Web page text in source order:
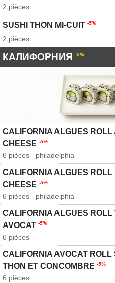
2 pièces
SUSHI THON MI-CUIT -5%
2 pièces
КАЛИФОРНИЯ -5%
CALIFORNIA ALGUES ROLL
CHEESE -5%
6 pièces - philadelphia
CALIFORNIA ALGUES ROLL
CHEESE -5%
6 pièces - philadelphia
CALIFORNIA ALGUES ROLL
AVOCAT -5%
6 pièces
CALIFORNIA AVOCAT ROLL
THON ET CONCOMBRE -5%
6 pièces